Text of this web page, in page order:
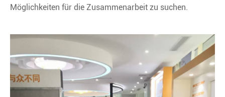
Möglichkeiten für die Zusammenarbeit zu suchen.